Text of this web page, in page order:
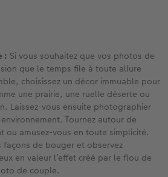
: Si vous souhaitez que vos photos de
que le temps file à toute allure
choisissez un décor immuable pour
une prairie, une ruelle déserte ou
Laissez-vous ensuite photographier
Tournez autour de
ou amusez-vous en toute simplicité.
façons de bouger et observez
en valeur l’effet créé par le flou de
de couple.